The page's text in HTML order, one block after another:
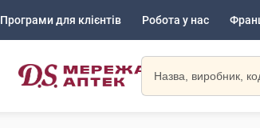
Програми для клієнтів Робота у нас